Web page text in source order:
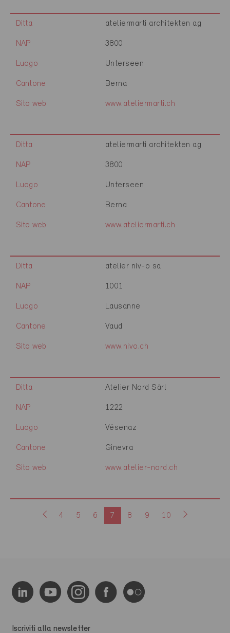
Ditta ateliermarti architekten ag
NAP 3800
Luogo Unterseen
Cantone Berna
Sito web www.ateliermarti.ch
Ditta ateliermarti architekten ag
NAP 3800
Luogo Unterseen
Cantone Berna
Sito web www.ateliermarti.ch
Ditta atelier niv-o sa
NAP 1001
Luogo Lausanne
Cantone Vaud
Sito web www.nivo.ch
Ditta Atelier Nord Sàrl
NAP 1222
Luogo Vésenaz
Cantone Ginevra
Sito web www.atelier-nord.ch
4 5 6 7 8 9 10
Iscriviti alla newsletter